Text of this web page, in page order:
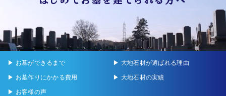
▶︎ お墓ができるまで ▶︎ 大地石材が選ばれる理由
▶︎ お墓作りにかかる費用 ▶︎ 大地石材の実績
▶︎ お客様の声